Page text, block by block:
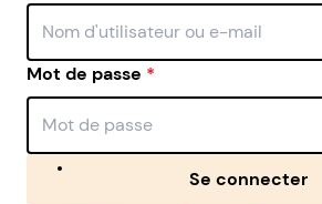
Mot de passe *
Se connecter